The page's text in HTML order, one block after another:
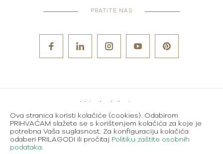
PRATITE NAS
Karijere
Uvjeti korištenja
Ova stranica koristi kolačiće (cookies). Odabirom
PRIHVAĆAM slažete se s korištenjem kolačića za koje je
potrebna Vaša suglasnost. Za konfiguraciju kolačića
odaberi PRILAGODI ili pročitaj Politiku zaštite osobnih
podataka.